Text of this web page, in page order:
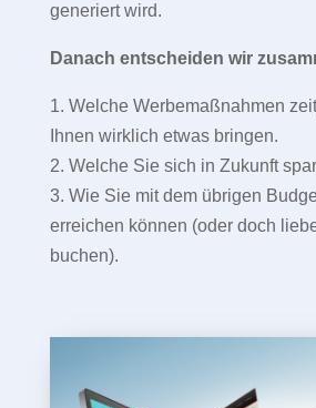
generiert wird.
Danach entscheiden wir
1. Welche Werbemaßnahmen
Ihnen wirklich etwas bringen.
2. Welche Sie sich in Zukunft
3. Wie Sie mit dem übrigen
erreichen können (oder doch
buchen).